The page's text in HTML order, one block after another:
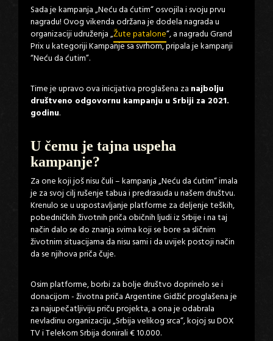
Sada je kampanja „Neću da ćutim“ osvojila i svoju prvu
nagradu! Ovog vikenda održana je dodela nagrada u
organizaciji udruženja „Žute patalone“, a nagradu Grand
Prix u kategoriji Kampanje sa svrhom, pripala je kampanji
“Neću da ćutim”.
Time je upravo ova inicijativa proglašena za najbolju
društveno odgovornu kampanju u Srbiji za 2021.
godinu.
U čemu je tajna uspeha
kampanje?
Za one koji još nisu čuli – kampanja „Neću da ćutim“ imala
je za svoj cilj rušenje tabua i predrasuda u našem društvu.
Krenulo se u uspostavljanje platforme za deljenje teških,
pobedničkih životnih priča običnih ljudi iz Srbije i na taj
način dalo se do znanja svima koji se bore sa sličnim
životnim situacijama da nisu sami i da uvijek postoji način
da se njihova priča čuje.
Osim platforme, borbi za bolje društvo doprinelo se i
donacijom - životna priča Argentine Gidžić proglašena je
za najupečatljiviju priču projekta, a ona je odabrala
nevladinu organizaciju „Srbija velikog srca“, kojoj su DOX
TV i Telekom Srbija donirali € 10.000.